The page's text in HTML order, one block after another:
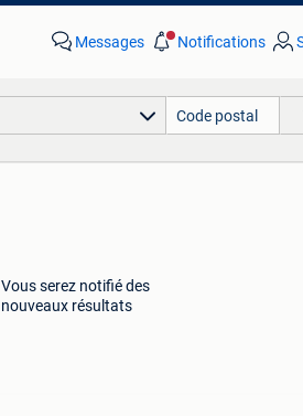
Messages Notifications
Vous serez notifié des
nouveaux résultats